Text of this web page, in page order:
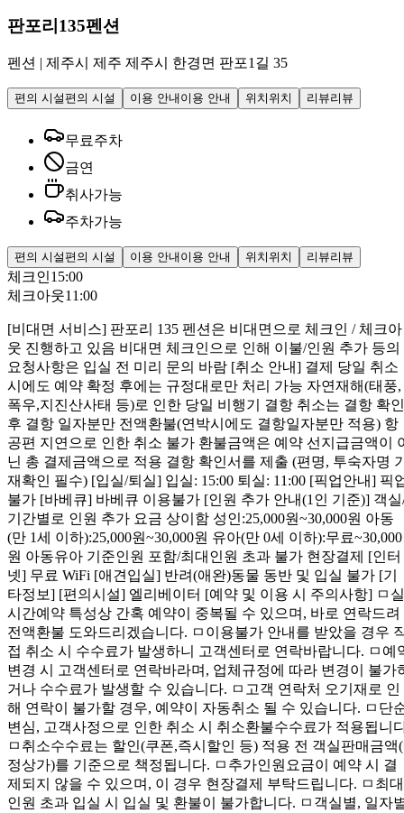
판포리135펜션
펜션 | 제주시 제주 제주시 한경면 판포1길 35
편의 시설 편의 시설 이용 안내 이용 안내 위치 위치 리뷰리뷰
무료주차
금연
취사가능
주차가능
편의 시설 편의 시설 이용 안내 이용 안내 위치 위치 리뷰리뷰
체크인15:00
체크아웃11:00
[비대면 서비스] 판포리 135 펜션은 비대면으로 체크인 / 체크아
웃 진행하고 있음 비대면 체크인으로 인해 이불/인원 추가 등의
요청사항은 입실 전 미리 문의 바람 [취소 안내] 결제 당일 취소
시에도 예약 확정 후에는 규정대로만 처리 가능 자연재해(태풍,
폭우,지진산사태 등)로 인한 당일 비행기 결항 취소는 결항 확인
후 결항 일자분만 전액환불(연박시에도 결항일자분만 적용) 항
공편 지연으로 인한 취소 불가 환불금액은 예약 선지급금액이
닌 총 결제금액으로 적용 결항 확인서를 제출 (편명, 투숙자명
재확인 필수) [입실/퇴실] 입실: 15:00 퇴실: 11:00 [픽업안내] 픽
불가 [바베큐] 바베큐 이용불가 [인원 추가 안내(1인 기준)] 객
기간별로 인원 추가 요금 상이함 성인:25,000원~30,000원 아동
(만 1세 이하):25,000원~30,000원 유아(만 0세 이하):무료~30,000
원 아동유아 기준인원 포함/최대인원 초과 불가 현장결제 [인터
넷] 무료 WiFi [애견입실] 반려(애완)동물 동반 및 입실 불가 [기
타정보] [편의시설] 엘리베이터 [예약 및 이용 시 주의사항] ㅁ실
시간예약 특성상 간혹 예약이 중복될 수 있으며, 바로 연락드려
전액환불 도와드리겠습니다. ㅁ이용불가 안내를 받았을 경우
접 취소 시 수수료가 발생하니 고객센터로 연락바랍니다. ㅁ예
변경 시 고객센터로 연락바라며, 업체규정에 따라 변경이 불가
거나 수수료가 발생할 수 있습니다. ㅁ고객 연락처 오기재로 인
해 연락이 불가할 경우, 예약이 자동취소 될 수 있습니다. ㅁ단
변심, 고객사정으로 인한 취소 시 취소환불수수료가 적용됩니
ㅁ취소수수료는 할인(쿠폰,즉시할인 등) 적용 전 객실판매금액
정상가)를 기준으로 책정됩니다. ㅁ추가인원요금이 예약 시 결
제되지 않을 수 있으며, 이 경우 현장결제 부탁드립니다. ㅁ최대
인원 초과 입실 시 입실 및 환불이 불가합니다. ㅁ객실별, 일자